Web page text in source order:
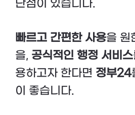
단점이 있습니다.
빠르고 간편한 사용을 원
을, 공식적인 행정 서비스
용하고자 한다면 정부24
이 좋습니다.